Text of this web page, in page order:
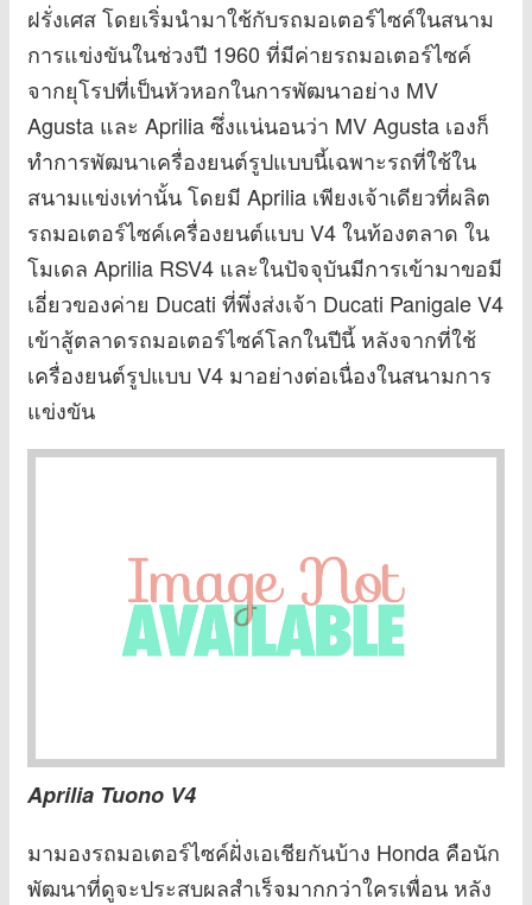
ฝรั่งเศส โดยเริ่มนำมาใช้กับรถมอเตอร์ไซค์ในสนาม
การแข่งขันในช่วงปี 1960 ที่มีค่ายรถมอเตอร์ไซค์
จากยุโรปที่เป็นหัวหอกในการพัฒนาอย่าง MV
Agusta และ Aprilia ซึ่งแน่นอนว่า MV Agusta เองก็
ทำการพัฒนาเครื่องยนต์รูปแบบนี้เฉพาะรถที่ใช้ใน
สนามแข่งเท่านั้น โดยมี Aprilia เพียงเจ้าเดียวที่ผลิต
รถมอเตอร์ไซค์เครื่องยนต์แบบ V4 ในท้องตลาด ใน
โมเดล Aprilia RSV4 และในปัจจุบันมีการเข้ามาขอมี
เอี่ยวของค่าย Ducati ที่พึ่งส่งเจ้า Ducati Panigale V4
เข้าสู้ตลาดรถมอเตอร์ไซค์โลกในปีนี้ หลังจากที่ใช้
เครื่องยนต์รูปแบบ V4 มาอย่างต่อเนื่องในสนามการ
แข่งขัน
Aprilia Tuono V4
มามองรถมอเตอร์ไซค์ฝั่งเอเชียกันบ้าง Honda คือนัก
พัฒนาที่ดูจะประสบผลสำเร็จมากกว่าใครเพื่อน หลัง